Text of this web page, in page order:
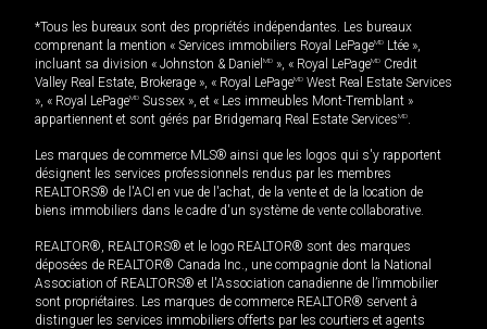
*Tous les bureaux sont des propriétés indépendantes. Les bureaux
comprenant la mention « Services immobiliers Royal LePageMD Ltée »,
incluant sa division « Johnston & Daniel MD », « Royal LePageMD Credit
Valley Real Estate, Brokerage », « Royal LePageMD West Real Estate Services
», « Royal LePageMD Sussex », et « Les immeubles Mont-Tremblant »
appartiennent et sont gérés par Bridgemarq Real Estate ServicesMD
Les marques de commerce MLS® ainsi que les logos qui s'y rapportent
désignent les services professionnels rendus par les membres
REALTORS® de l'ACI en vue de l'achat, de la vente et de la location de
biens immobiliers dans le cadre d'un système de vente collaborative.
REALTOR®, REALTORS® et le logo REALTOR® sont des marques
déposées de REALTOR® Canada Inc., une compagnie dont la National
Association of REALTORS® et l'Association canadienne de l’immobilier
sont propriétaires. Les marques de commerce REALTOR® servent à
distinguer les services immobiliers offerts par les courtiers et agents